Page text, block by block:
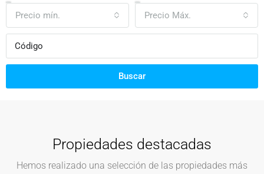
Precio mín. Precio Máx.
Buscar
Propiedades destacadas
Hemos realizado una selección de las propiedades más